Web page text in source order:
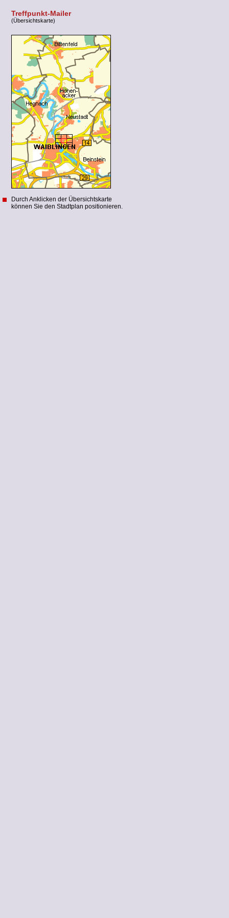
Treffpunkt-Mailer
(Übersichtskarte)
Durch Anklicken der Übersichtskarte
können Sie den Stadtplan positionieren.